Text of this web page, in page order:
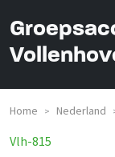
Home > Nederland
Vlh-815